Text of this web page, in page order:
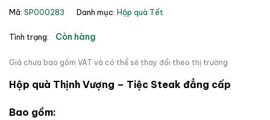
Mã: SP000283 Danh mục: Hộp quà Tết
Tình trạng: Còn hàng
Giá chưa bao gồm VAT và có thể sẽ thay đổi theo thị trường
Hộp quà Thịnh Vượng – Tiệc Steak đẳng cấp
Bao gồm: